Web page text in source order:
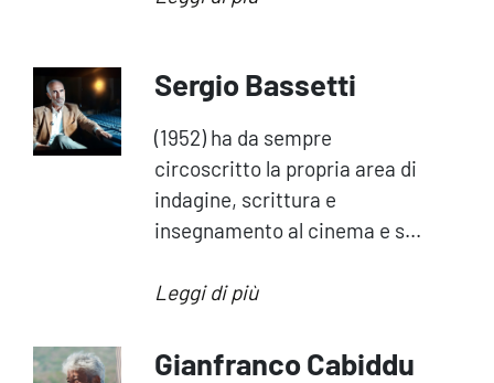
Sergio Bassetti
(1952) ha da sempre
circoscritto la propria area di
indagine, scrittura e
insegnamento al cinema e s...
Leggi di più
Gianfranco Cabiddu